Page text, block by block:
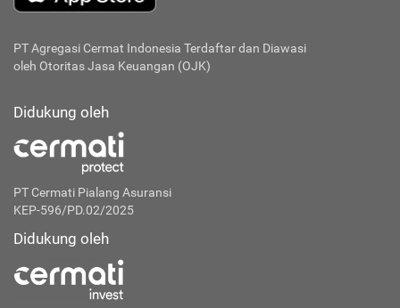
PT Agregasi Cermat Indonesia Terdaftar dan Diawasi
oleh Otoritas Jasa Keuangan (OJK)
Didukung oleh
PT Cermati Pialang Asuransi
KEP-596/PD.02/2025
Didukung oleh